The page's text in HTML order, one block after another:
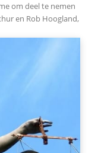
om deel te nemen
en Rob Hoogland,